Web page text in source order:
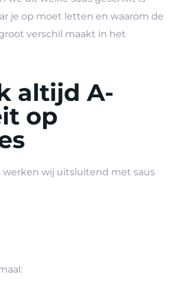
je op moet letten en waarom de
verschil maakt in het
altijd A-
op
werken wij uitsluitend met saus